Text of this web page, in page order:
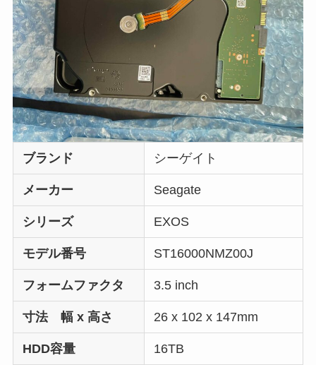
ブランド シーゲイト
メーカー Seagate
シリーズ EXOS
モデル番号 ST16000NMZ00J
フォームファクタ 3.5 inch
寸法 幅 x 高さ 26 x 102 x 147mm
HDD容量 16TB